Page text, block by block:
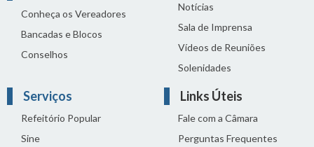
Conheça os Vereadores
Bancadas e Blocos
Conselhos
Notícias
Sala de Imprensa
Vídeos de Reuniões
Solenidades
Serviços
Refeitório Popular
Sine
Links Úteis
Fale com a Câmara
Perguntas Frequentes